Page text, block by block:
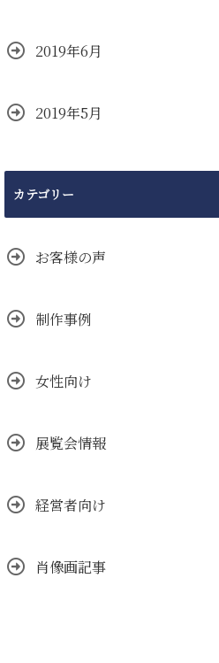
2019年6月
2019年5月
カテゴリー
お客様の声
制作事例
女性向け
展覧会情報
経営者向け
肖像画記事